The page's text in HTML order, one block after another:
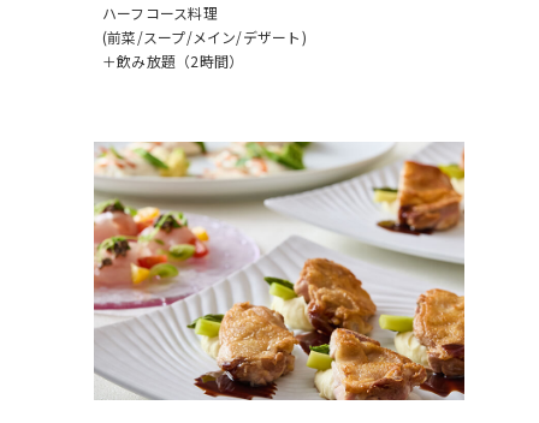
ハーフコース料理
(前菜/スープ/メイン/デザート)
＋飲み放題（2時間）